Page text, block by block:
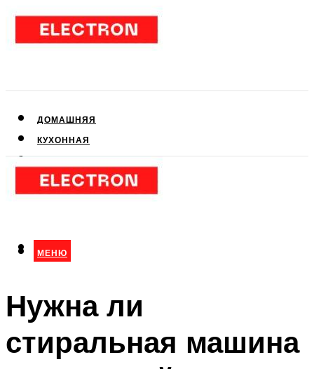
ДОМАШНЯЯ
КУХОННАЯ
КЛИМАТИЧЕСКАЯ
МЕНЮ
МЕНЮ
Нужна ли
стиральная машина